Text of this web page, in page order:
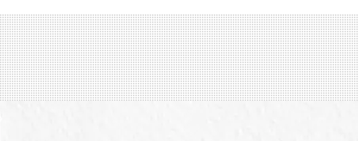
イベント一覧
LINK-J主催・共催 特別
LINK-J協賛・協力 出展
Out of Box相談室
インタビュー・コラム一覧
スペシャルインタビュー
連載コラム
ニュース一覧
トピック プレ
メディア情報 海外
理事長挨拶
国内外連携
組織概要
特別会員一覧
専用メニューはこちら
ラウンジ・会議室
アクセス